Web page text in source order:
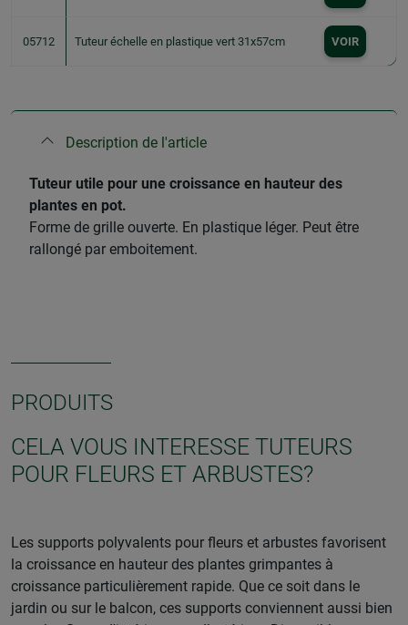
05712 Tuteur échelle en plastique vert 31x57cm VOIR
Description de l'article
​Tuteur utile pour une croissance en hauteur des
plantes en pot.
Forme de grille ouverte. En plastique léger. Peut être
rallongé par emboitement.
PRODUITS
CELA VOUS INTERESSE TUTEURS
POUR FLEURS ET ARBUSTES?
Les supports polyvalents pour fleurs et arbustes favorisent
la croissance en hauteur des plantes grimpantes à
croissance particulièrement rapide. Que ce soit dans le
jardin ou sur le balcon, ces supports conviennent aussi bien